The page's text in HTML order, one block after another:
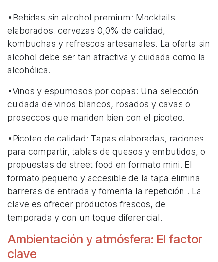
•Bebidas sin alcohol premium: Mocktails
elaborados, cervezas 0,0% de calidad,
kombuchas y refrescos artesanales. La oferta sin
alcohol debe ser tan atractiva y cuidada como la
alcohólica.
•Vinos y espumosos por copas: Una selección
cuidada de vinos blancos, rosados y cavas o
proseccos que mariden bien con el picoteo.
•Picoteo de calidad: Tapas elaboradas, raciones
para compartir, tablas de quesos y embutidos, o
propuestas de street food en formato mini. El
formato pequeño y accesible de la tapa elimina
barreras de entrada y fomenta la repetición . La
clave es ofrecer productos frescos, de
temporada y con un toque diferencial.
Ambientación y atmósfera: El factor
clave